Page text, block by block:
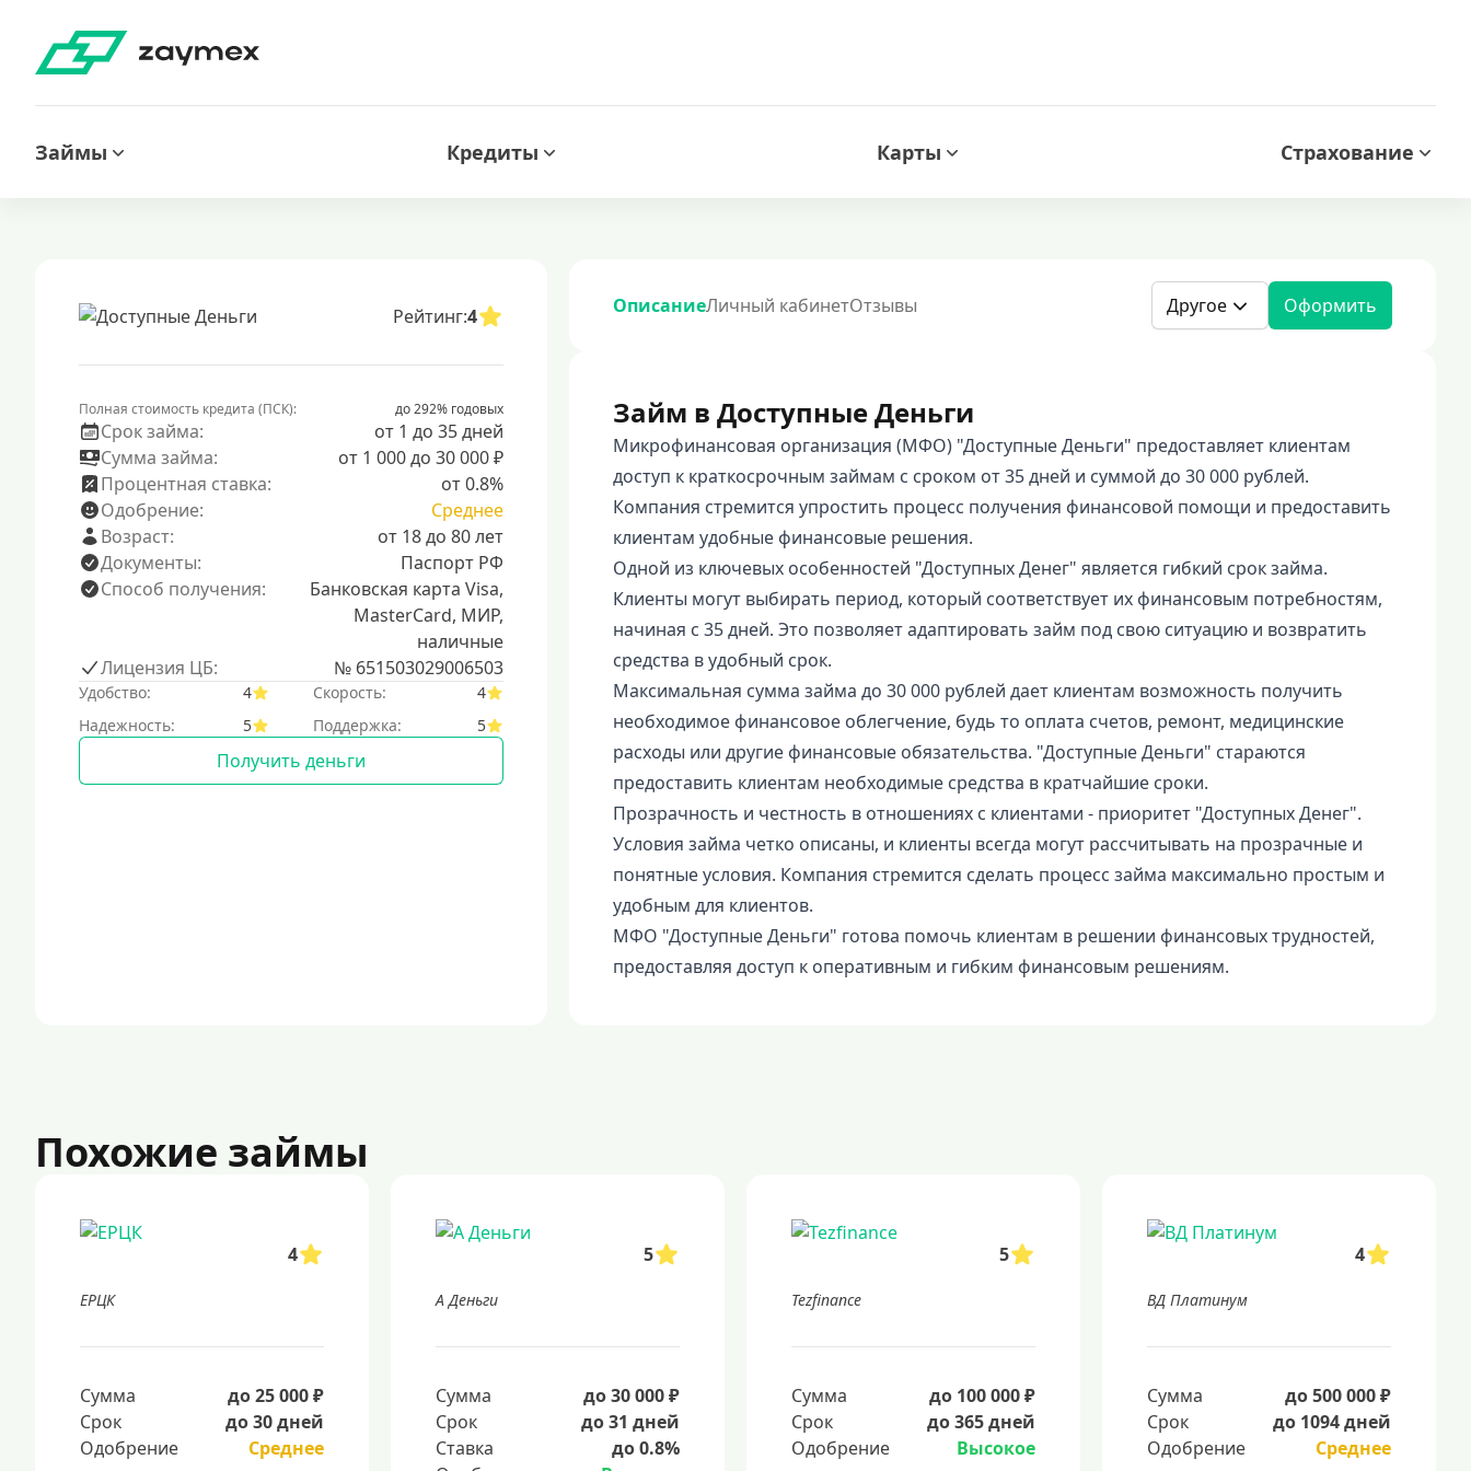
Займы Кредиты Карты Страхование
Рейтинг:4
Полная стоимость кредита (ПСК): до 292% годовых
Срок займа:
от 1 до 35 дней
Сумма займа:
от 1 000 до 30 000 ₽
Процентная ставка:
от 0.8%
Одобрение:
Среднее
Возраст:
от 18 до 80 лет
Документы:
Паспорт РФ
Способ получения:
Банковская карта Visa,
MasterCard, МИР,
наличные
Лицензия ЦБ:
№ 651503029006503
Удобство: 4 Скорость:
4
Надежность:
5 Поддержка: 5
Получить деньги
ОписаниеЛичный кабинетОтзывы Другое Оформить
Займ в Доступные Деньги
Микрофинансовая организация (МФО) "Доступные Деньги" предоставляет клиентам
доступ к краткосрочным займам с сроком от 35 дней и суммой до 30 000 рублей.
Компания стремится упростить процесс получения финансовой помощи и предоставить
клиентам удобные финансовые решения.
Одной из ключевых особенностей "Доступных Денег" является гибкий срок займа.
Клиенты могут выбирать период, который соответствует их финансовым потребностям,
начиная с 35 дней. Это позволяет адаптировать займ под свою ситуацию и возвратить
средства в удобный срок.
Максимальная сумма займа до 30 000 рублей дает клиентам возможность получить
необходимое финансовое облегчение, будь то оплата счетов, ремонт, медицинские
расходы или другие финансовые обязательства. "Доступные Деньги" стараются
предоставить клиентам необходимые средства в кратчайшие сроки.
Прозрачность и честность в отношениях с клиентами - приоритет "Доступных Денег".
Условия займа четко описаны, и клиенты всегда могут рассчитывать на прозрачные и
понятные условия. Компания стремится сделать процесс займа максимально простым и
удобным для клиентов.
МФО "Доступные Деньги" готова помочь клиентам в решении финансовых трудностей,
предоставляя доступ к оперативным и гибким финансовым решениям.
Похожие займы
4
ЕРЦК
Сумма
до 25 000 ₽
Срок
до 30 дней
Одобрение
Среднее
5
А Деньги
Сумма
до 30 000 ₽
Срок
до 31 дней
Ставка
до 0.8%
5
Tezfinance
Сумма
до 100 000 ₽
Срок
до 365 дней
Одобрение
Высокое
4
ВД Платинум
Сумма
до 500 000 ₽
Срок
до 1094 дней
Одобрение
Среднее